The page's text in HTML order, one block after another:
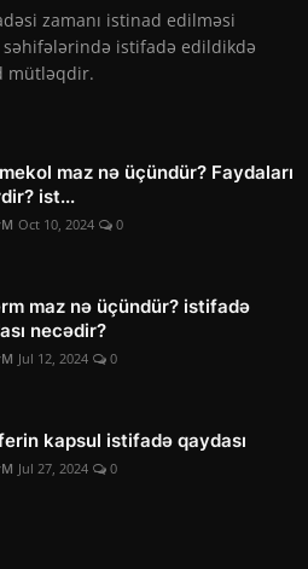
zamanı istinad edilməsi
istifadə edildikdə
mütləqdir.
maz nə üçündür? Faydaları
ist...
Oct 10, 2024 0
maz nə üçündür? istifadə
necədir?
Jul 12, 2024 0
kapsul istifadə qaydası
Jul 27, 2024 0